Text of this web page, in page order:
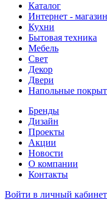
Каталог
Интернет - магазин
Кухни
Бытовая техника
Мебель
Свет
Декор
Двери
Напольные
Бренды
Дизайн
Проекты
Акции
Новости
О компании
Контакты
Войти в личный кабинет